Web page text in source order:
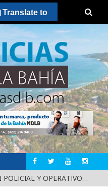
REFUERZAN DEPURACIÓN POLICIAL Y OPERATIVOS EN FRONTERAS DE NAYARIT
Translate to